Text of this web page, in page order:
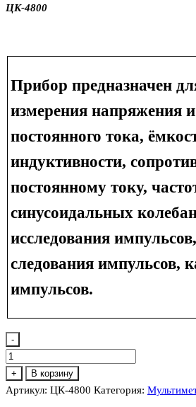
ЦК-4800
Прибор предназначен
измерения напряжения
постоянного тока,
индуктивности,
постоянному току,
синусоидальных
исследования
следования импульсов,
импульсов.
-
Количество
товара
ЦК-4800
+ В корзину
Артикул: ЦК-4800 Категория: